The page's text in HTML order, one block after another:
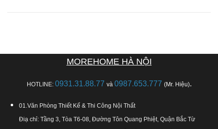
MOREHOME HÀ NỘI
HOTLINE: 0931.31.88.77 và 0987.653.777 (Mr. Hiệu).
01.Văn Phòng Thiết Kế & Thi Công Nội Thất
Điạ chỉ: Tầng 3, Tòa T6-08, Đường Tôn Quang Phiệt, Quận Bắc Từ